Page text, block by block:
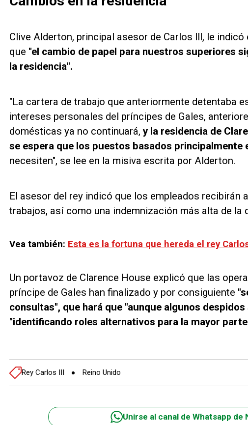
Clive Alderton, principal asesor de Carlos lll, le
que "el cambio de papel para nuestros superiores
la residencia".
"La cartera de trabajo que anteriormente detentaba
intereses personales del príncipes de Gales,
domésticas ya no continuará, y la residencia de
se espera que los puestos basados principalmente
necesiten", se lee en la misiva escrita por Alderton.
El asesor del rey indicó que los empleados recibirán
trabajos, así como una indemnización más alta de la
Vea también: Esta es la fortuna que hereda el rey
Un portavoz de Clarence House explicó que las
príncipe de Gales han finalizado y por consiguiente
consultas", que hará que "aunque algunos
"identificando roles alternativos para la mayor
Rey Carlos III Reino Unido
Unirse al canal de Whatsapp de